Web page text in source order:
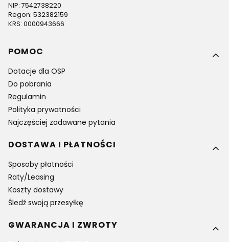
NIP: 7542738220
Regon: 532382159
KRS: 0000943666
Linki w stopce
POMOC
Dotacje dla OSP
Do pobrania
Regulamin
Polityka prywatności
Najczęściej zadawane pytania
DOSTAWA I PŁATNOŚCI
Sposoby płatności
Raty/Leasing
Koszty dostawy
Śledź swoją przesyłkę
GWARANCJA I ZWROTY